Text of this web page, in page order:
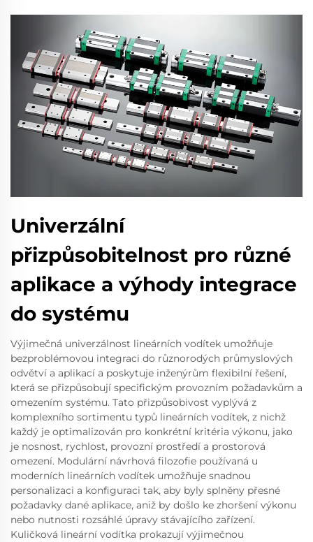
Univerzální
přizpůsobitelnost pro různé
aplikace a výhody integrace
do systému
Výjimečná univerzálnost lineárních vodítek umožňuje
bezproblémovou integraci do různorodých průmyslových
odvětví a aplikací a poskytuje inženýrům flexibilní řešení,
která se přizpůsobují specifickým provozním požadavkům a
omezením systému. Tato přizpůsobivost vyplývá z
komplexního sortimentu typů lineárních vodítek, z nichž
každý je optimalizován pro konkrétní kritéria výkonu, jako
je nosnost, rychlost, provozní prostředí a prostorová
omezení. Modulární návrhová filozofie používaná u
moderních lineárních vodítek umožňuje snadnou
personalizaci a konfiguraci tak, aby byly splněny přesné
požadavky dané aplikace, aniž by došlo ke zhoršení výkonu
nebo nutnosti rozsáhlé úpravy stávajícího zařízení.
Kuličková lineární vodítka prokazují výjimečnou